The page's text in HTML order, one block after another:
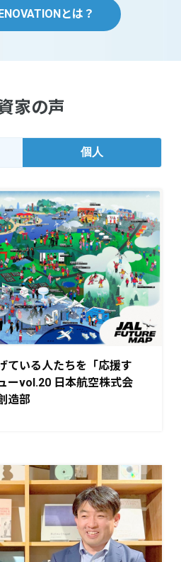
とは？
家の声
個人
ている人たちを「応援す
ーvol.20 日本航空株式会
造部